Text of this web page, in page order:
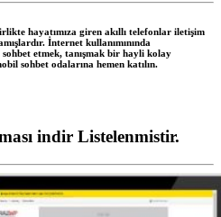
hayatımıza giren akıllı telefonlar iletişim
İnternet kullanımınında
etmek, tanışmak bir hayli kolay
sohbet odalarına hemen katılın.
indir Listelenmistir.